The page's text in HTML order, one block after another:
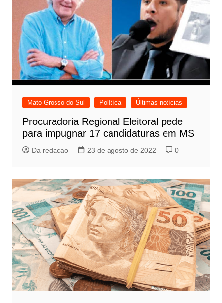
Mato Grosso do Sul Polítíca Últimas notícias
Procuradoria Regional Eleitoral pede
para impugnar 17 candidaturas em MS
Da redacao 23 de agosto de 2022 0